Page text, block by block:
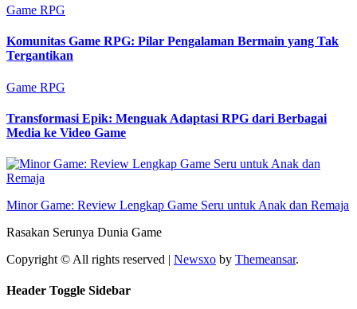
Game RPG
Komunitas Game RPG: Pilar Pengalaman Bermain yang Tak
Tergantikan
Game RPG
Transformasi Epik: Menguak Adaptasi RPG dari Berbagai
Media ke Video Game
Minor Game: Review Lengkap Game Seru untuk Anak dan Remaja
Rasakan Serunya Dunia Game
Copyright © All rights reserved | Newsxo by Themeansar.
Header Toggle Sidebar